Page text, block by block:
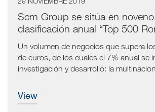
Scm Group se sitúa en
clasificación anual “Top 500
Un volumen de negocios que supera
de euros, de los cuales el 7% anual se
investigación y desarrollo: la
view